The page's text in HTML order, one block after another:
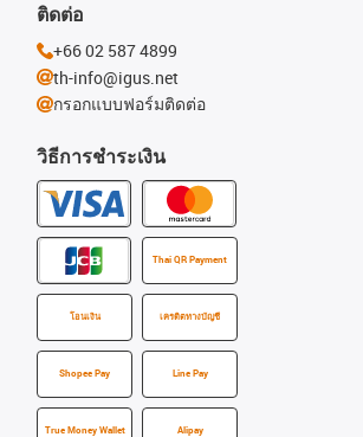
วิธีการชำระเงิน
Thai QR Payment
โอนเงิน เครดิตทางบัญชี
Shopee Pay Line Pay
True Money Wallet Alipay
ติดต่อ
+66 02 587 4899
th-info@igus.net
กรอกแบบฟอร์มติดต่อ